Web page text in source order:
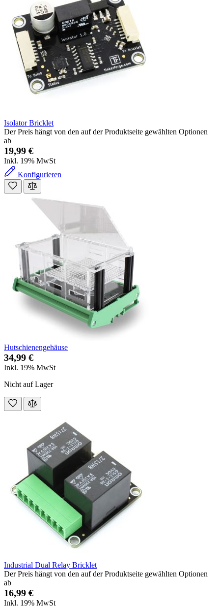
Isolator Bricklet
Der Preis hängt von den auf der Produktseite gewählten Optionen
ab
19,99 €
Inkl. 19% MwSt
Konfigurieren
Hutschienengehäuse
34,99 €
Inkl. 19% MwSt
Nicht auf Lager
Industrial Dual Relay Bricklet
Der Preis hängt von den auf der Produktseite gewählten Optionen
ab
16,99 €
Inkl. 19% MwSt